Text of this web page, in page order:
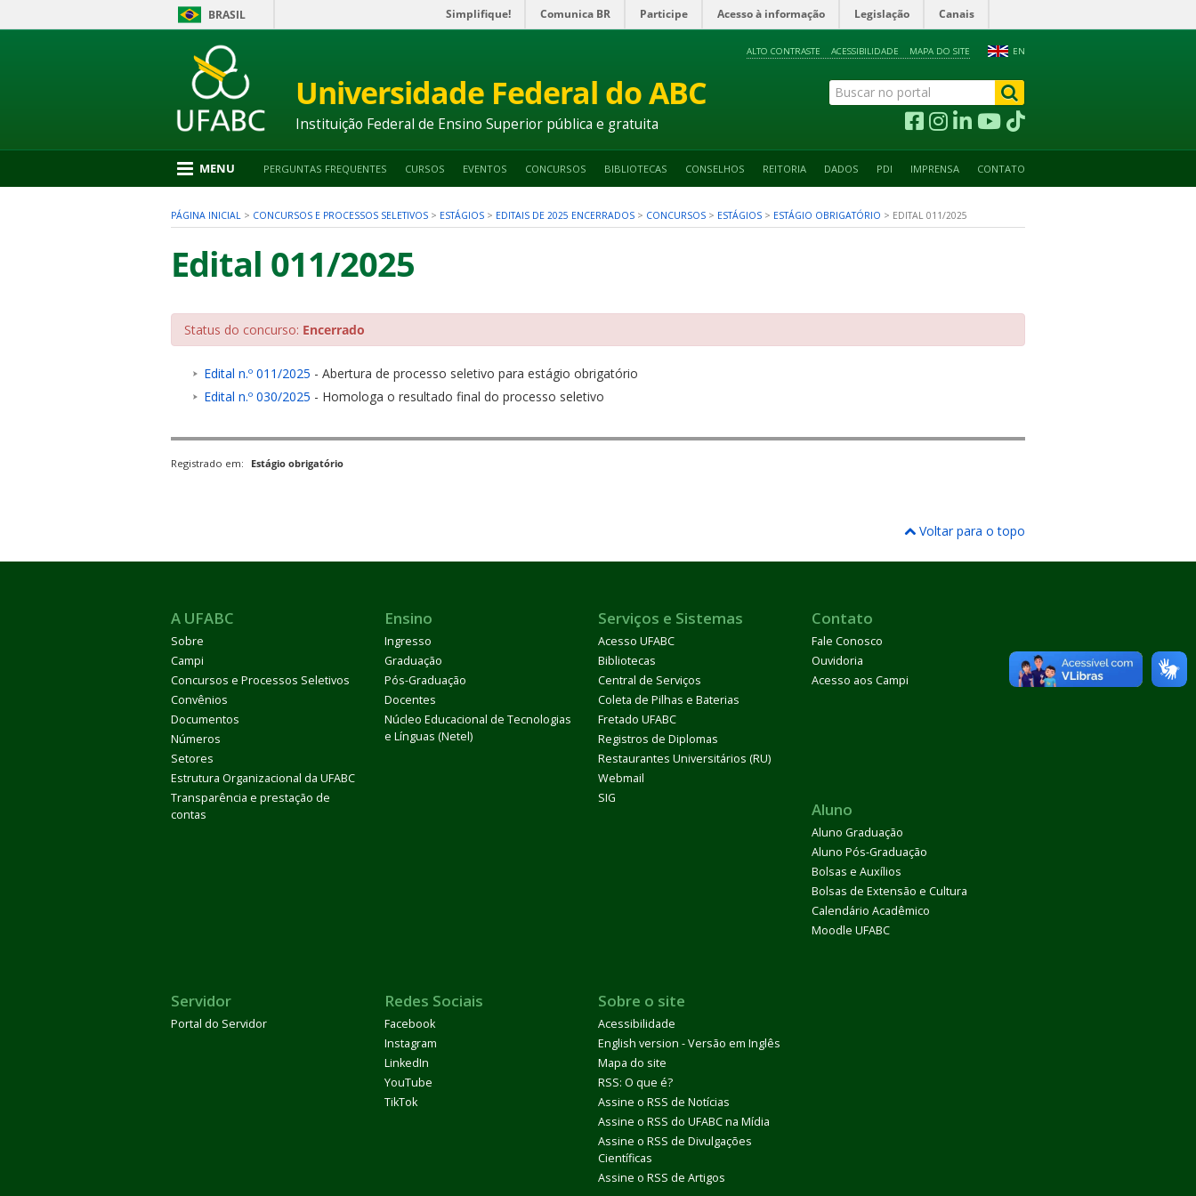
BRASIL Simplifique! Comunica BR Participe Acesso à informação Legislação Canais
para
2
Ir
4
EN
ALTO CONTRASTE ACESSIBILIDADE MAPA DO SITE
Universidade Federal do ABC
Instituição Federal de Ensino Superior pública e gratuita
MENU PERGUNTAS FREQUENTES CURSOS EVENTOS CONCURSOS BIBLIOTECAS CONSELHOS REITORIA DADOS PDI IMPRENSA CONTATO
PÁGINA INICIAL > CONCURSOS E PROCESSOS SELETIVOS > ESTÁGIOS > EDITAIS DE 2025 ENCERRADOS > CONCURSOS > ESTÁGIOS > ESTÁGIO OBRIGATÓRIO > EDITAL 011/2025
Edital 011/2025
Status do concurso: Encerrado
Edital n.º 011/2025 - Abertura de processo seletivo para estágio obrigatório
Edital n.º 030/2025 - Homologa o resultado final do processo seletivo
Registrado em: Estágio obrigatório
Voltar para o topo
A UFABC
Sobre
Campi
Concursos e Processos Seletivos
Convênios
Documentos
Números
Setores
Estrutura Organizacional da UFABC
Transparência e prestação de
contas
Ensino
Ingresso
Graduação
Pós-Graduação
Docentes
Núcleo Educacional de Tecnologias
e Línguas (Netel)
Serviços e Sistemas
Acesso UFABC
Bibliotecas
Central de Serviços
Coleta de Pilhas e Baterias
Fretado UFABC
Registros de Diplomas
Restaurantes Universitários (RU)
Webmail
SIG
Contato
Fale Conosco
Ouvidoria
Acesso aos Campi
Aluno
Aluno Graduação
Aluno Pós-Graduação
Bolsas e Auxílios
Bolsas de Extensão e Cultura
Calendário Acadêmico
Moodle UFABC
Servidor
Portal do Servidor
Redes Sociais
Facebook
Instagram
LinkedIn
YouTube
TikTok
Sobre o site
Acessibilidade
English version - Versão em Inglês
Mapa do site
RSS: O que é?
Assine o RSS de Notícias
Assine o RSS do UFABC na Mídia
Assine o RSS de Divulgações
Científicas
Assine o RSS de Artigos